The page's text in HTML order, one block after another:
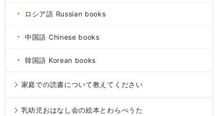
ロシア語 Russian books
中国語 Chinese books
韓国語 Korean books
家庭での読書について教えてください
乳幼児おはなし会の絵本とわらべうた